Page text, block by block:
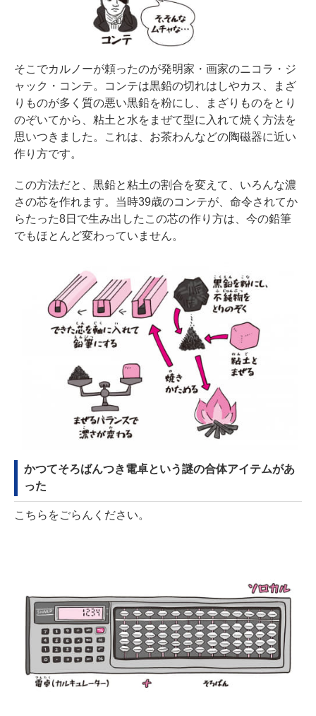
そこでカルノーが頼ったのが発明家・画家のニコラ・ジ
ャック・コンテ。コンテは黒鉛の切れはしやカス、まざ
りものが多く質の悪い黒鉛を粉にし、まざりものをとり
のぞいてから、粘土と水をまぜて型に入れて焼く方法を
思いつきました。これは、お茶わんなどの陶磁器に近い
作り方です。
この方法だと、黒鉛と粘土の割合を変えて、いろんな濃
さの芯を作れます。当時39歳のコンテが、命令されてか
らたった8日で生み出したこの芯の作り方は、今の鉛筆
でもほとんど変わっていません。
かつてそろばんつき電卓という謎の合体アイテムがあ
った
こちらをごらんください。